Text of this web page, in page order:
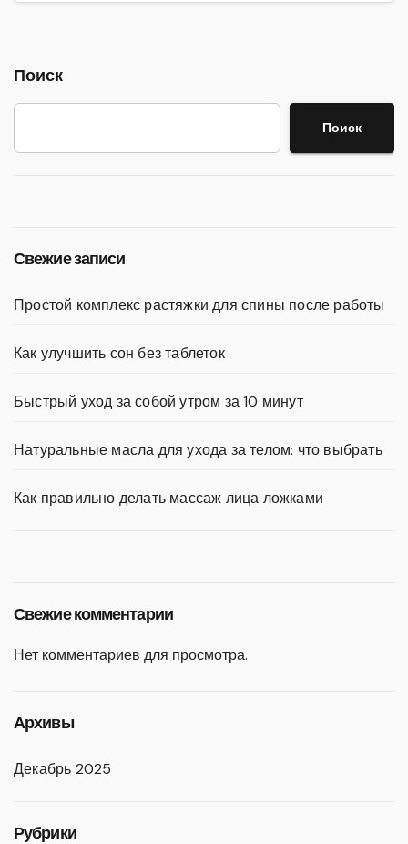
Поиск
Поиск
Свежие записи
Простой комплекс растяжки для спины после работы
Как улучшить сон без таблеток
Быстрый уход за собой утром за 10 минут
Натуральные масла для ухода за телом: что выбрать
Как правильно делать массаж лица ложками
Свежие комментарии
Нет комментариев для просмотра.
Архивы
Декабрь 2025
Рубрики